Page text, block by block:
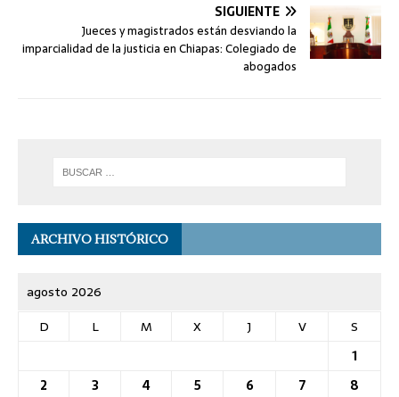
SIGUIENTE
Jueces y magistrados están desviando la
imparcialidad de la justicia en Chiapas: Colegiado de
abogados
ARCHIVO HISTÓRICO
agosto 2026
D
L M X J V
S
1
2
3 4 5 6 7
8